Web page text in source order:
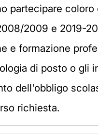
partecipare
2009 e 2019-
e formazione
di posto o gli
dell'obbligo
richiesta.